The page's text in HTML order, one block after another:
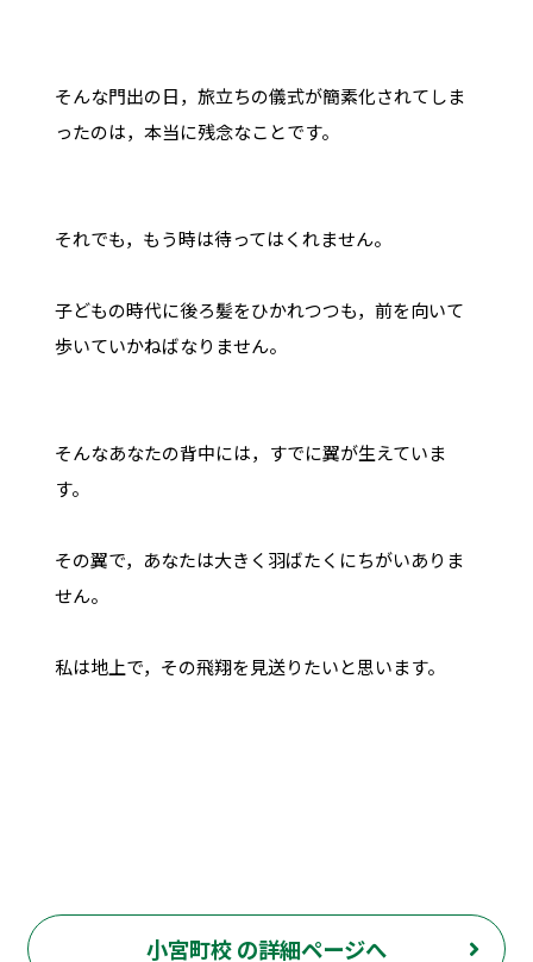
そんな門出の日，旅立ちの儀式が簡素化されてしま
ったのは，本当に残念なことです。
それでも，もう時は待ってはくれません。
子どもの時代に後ろ髪をひかれつつも，前を向いて
歩いていかねばなりません。
そんなあなたの背中には，すでに翼が生えていま
す。
その翼で，あなたは大きく羽ばたくにちがいありま
せん。
私は地上で，その飛翔を見送りたいと思います。
小宮町校 の詳細ページへ